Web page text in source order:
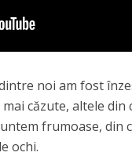
noi am fost
căzute, altele
frumoase, din
ochi.